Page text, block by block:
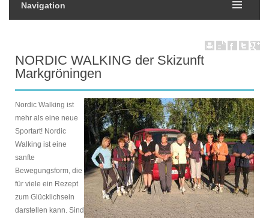
Navigation
NORDIC WALKING der Skizunft
Markgröningen
Nordic Walking ist
mehr als eine neue
Sportart! Nordic
Walking ist eine
sanfte
Bewegungsform, die
für viele ein Rezept
zum Glücklichsein
darstellen kann. Sind